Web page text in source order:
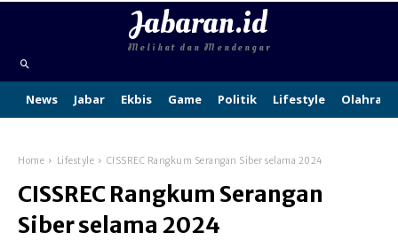
Jabaran.id
Melihat dan Mendengar
News Jabar Ekbis Game Politik Lifestyle Olahraga
Home Lifestyle CISSREC Rangkum Serangan Siber selama 2024
CISSREC Rangkum Serangan
Siber selama 2024